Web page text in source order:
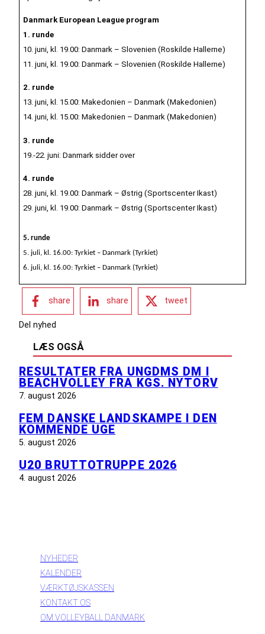
Danmark European League program
1. runde
10. juni, kl. 19.00: Danmark – Slovenien (Roskilde Hallerne)
11. juni, kl. 19.00: Danmark – Slovenien (Roskilde Hallerne)
2. runde
13. juni, kl. 15.00: Makedonien – Danmark (Makedonien)
14. juni, kl. 15.00: Makedonien – Danmark (Makedonien)
3. runde
19.-22. juni: Danmark sidder over
4. runde
28. juni, kl. 19.00: Danmark – Østrig (Sportscenter Ikast)
29. juni, kl. 19.00: Danmark – Østrig (Sportscenter Ikast)
5. runde
5. juli, kl. 16.00: Tyrkiet – Danmark (Tyrkiet)
6. juli, kl. 16.00: Tyrkiet – Danmark (Tyrkiet)
share share tweet
Del nyhed
LÆS OGSÅ
RESULTATER FRA UNGDMS DM I
BEACHVOLLEY FRA KGS. NYTORV
7. august 2026
FEM DANSKE LANDSKAMPE I DEN
KOMMENDE UGE
5. august 2026
U20 BRUTTOTRUPPE 2026
4. august 2026
NYHEDER
KALENDER
VÆRKTØJSKASSEN
KONTAKT OS
OM VOLLEYBALL DANMARK